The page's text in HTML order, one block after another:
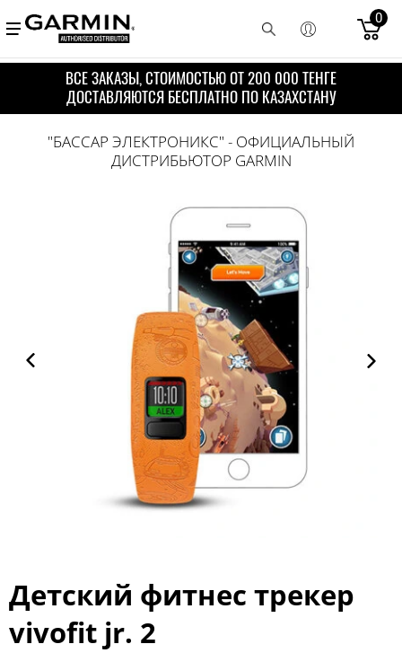
0
ВСЕ ЗАКАЗЫ, СТОИМОСТЬЮ ОТ 200 000 ТЕНГЕ
ДОСТАВЛЯЮТСЯ БЕСПЛАТНО ПО КАЗАХСТАНУ
"БАССАР ЭЛЕКТРОНИКС" - ОФИЦИАЛЬНЫЙ
ДИСТРИБЬЮТОР GARMIN
Детский фитнес трекер
vivofit jr. 2